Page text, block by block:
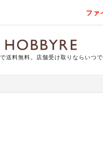
ファ
送料無料。店舗受け取りならいつで